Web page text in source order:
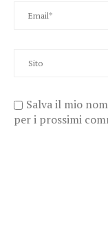
Salva il mio
per i prossimi